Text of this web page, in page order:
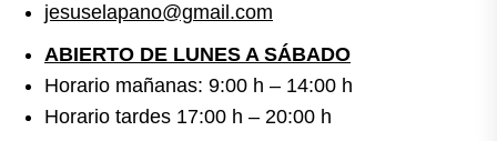
jesuselapano@gmail.com
ABIERTO DE LUNES A SÁBADO
Horario mañanas: 9:00 h – 14:00 h
Horario tardes 17:00 h – 20:00 h